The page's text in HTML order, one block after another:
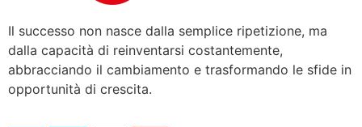
Il successo non nasce dalla semplice ripetizione, ma
dalla capacità di reinventarsi costantemente,
abbracciando il cambiamento e trasformando le sfide in
opportunità di crescita.